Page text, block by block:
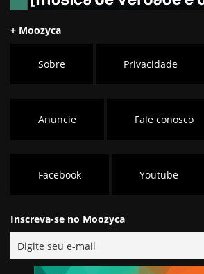
+ Moozyca
Sobre Privacidade
Anuncie Fale conosco
Facebook Youtube
Inscreva-se no Moozyca